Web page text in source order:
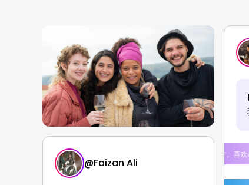
我将Fotor用于我的艺术创作。喜欢AI艺术工具。
@Faizan Ali